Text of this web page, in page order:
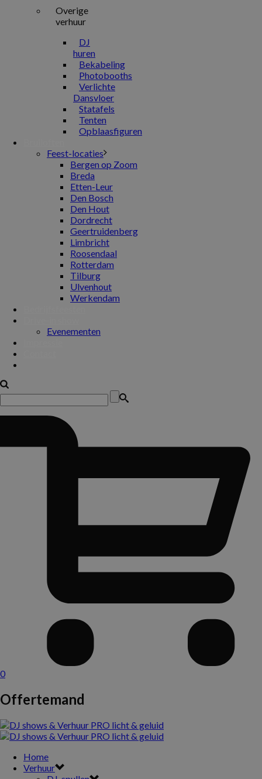
Overige
verhuur
DJ
huren
Bekabeling
Photobooths
Verlichte
Dansvloer
Statafels
Tenten
Opblaasfiguren
Feest-locaties
Bergen op Zoom
Breda
Etten-Leur
Den Bosch
Den Hout
Dordrecht
Geertruidenberg
Limbricht
Roosendaal
Rotterdam
Tilburg
Ulvenhout
Werkendam
Evenementen
0
Offertemand
Home
Verhuur